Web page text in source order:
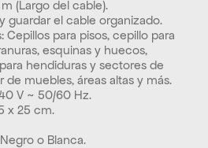
(Largo del cable).
guardar el cable organizado.
Cepillos para pisos, cepillo para
esquinas y huecos,
hendiduras y sectores de
muebles, áreas altas y más.
V ~ 50/60 Hz.
x 25 cm.
o Blanca.